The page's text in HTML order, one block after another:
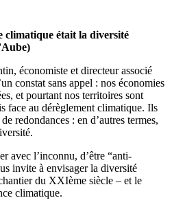
climatique était la diversité
économiste et directeur associé
constat sans appel : nos économies
et pourtant nos territoires sont
face au dérèglement climatique. Ils
redondances : en d’autres termes,
avec l’inconnu, d’être “anti-
invite à envisager la diversité
du XXIème siècle – et le
climatique.